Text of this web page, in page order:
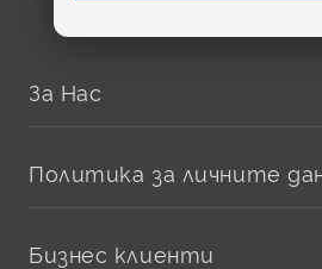
За Нас
Политика за личните
Бизнес клиенти